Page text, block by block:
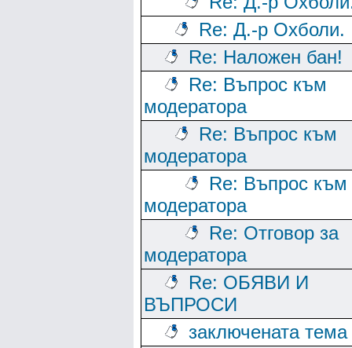
Re: Д.-р Охболи.
Re: Наложен бан!
Re: Въпрос към
модератора
Re: Въпрос към
модератора
Re: Въпрос към
модератора
Re: Отговор за
модератора
Re: ОБЯВИ И
ВЪПРОСИ
заключената тема